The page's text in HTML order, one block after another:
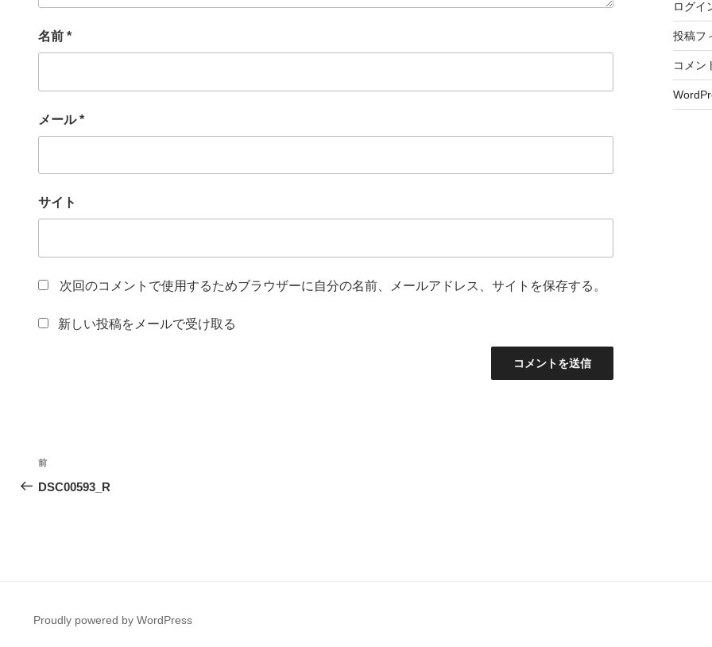
名前 *
メール*
サイト
次回のコメントで使用するためブラウザーに自分の名前、メールアドレス、サイトを保存する。
新しい投稿をメールで受け取る
投
稿
シ
前
の
前
DSC00593_R
ログイ
投稿フ
コメン
Proudly powered by WordPress